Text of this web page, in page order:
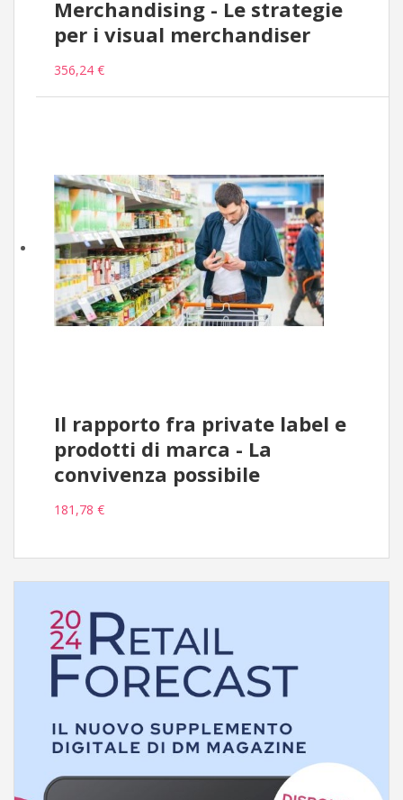
Merchandising - Le strategie
per i visual merchandiser
356,24 €
Il rapporto fra private label e
prodotti di marca - La
convivenza possibile
181,78 €